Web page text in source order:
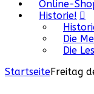
Online-
Historie!
Die
Die
StartseiteFreitag